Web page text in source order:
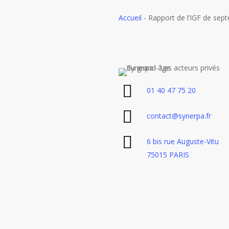
Accueil - Rapport de l’IGF de
01 40 47 75 20
contact@synerpa.fr
6 bis rue Auguste-Vitu
75015 PARIS